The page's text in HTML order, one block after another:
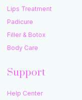
Lips Treatment
Padicure
Filler & Botox
Body Care
Support
Help Center